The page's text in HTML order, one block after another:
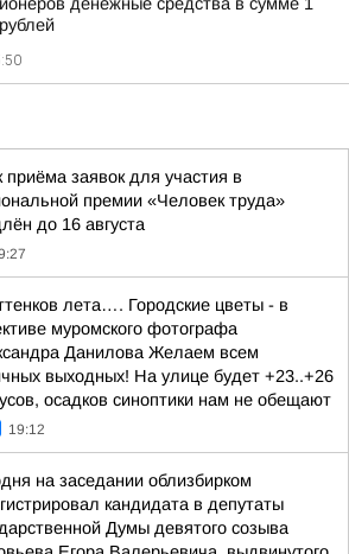
приёма заявок для участия в
премии «Человек труда»
до 16 августа
лета…. Городские цветы - в
муромского фотографа
Данилова Желаем всем
выходных! На улице будет +23..+26
осадков синоптики нам не обещают
19:12
на заседании облизбирком
кандидата в депутаты
Думы девятого созыва